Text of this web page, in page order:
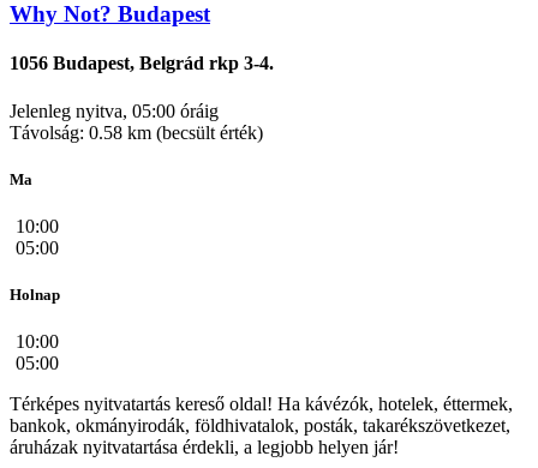
Why Not? Budapest
1056 Budapest, Belgrád rkp 3-4.
Jelenleg nyitva, 05:00 óráig
Távolság: 0.58 km (becsült érték)
Ma
10:00
05:00
Holnap
10:00
05:00
Térképes nyitvatartás kereső oldal! Ha kávézók, hotelek, éttermek,
bankok, okmányirodák, földhivatalok, posták, takarékszövetkezet,
áruházak nyitvatartása érdekli, a legjobb helyen jár!